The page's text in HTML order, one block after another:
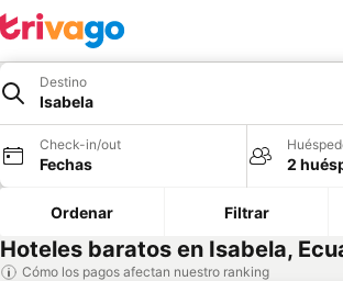
Destino
Isabela
Check-in/out
Fechas 2
Ordenar Filtrar
Hoteles baratos en Isabela,
Cómo los pagos afectan nuestro ranking